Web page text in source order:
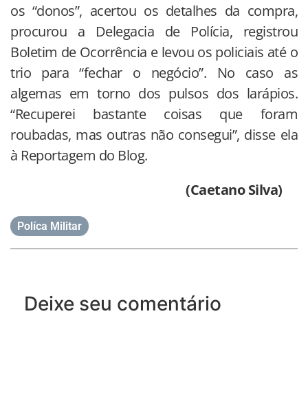
os “donos”, acertou os detalhes da compra,
procurou a Delegacia de Polícia, registrou
Boletim de Ocorrência e levou os policiais até o
trio para “fechar o negócio”. No caso as
algemas em torno dos pulsos dos larápios.
“Recuperei bastante coisas que foram
roubadas, mas outras não consegui”, disse ela
à Reportagem do Blog.
(Caetano Silva)
Políca Militar
Deixe seu comentário